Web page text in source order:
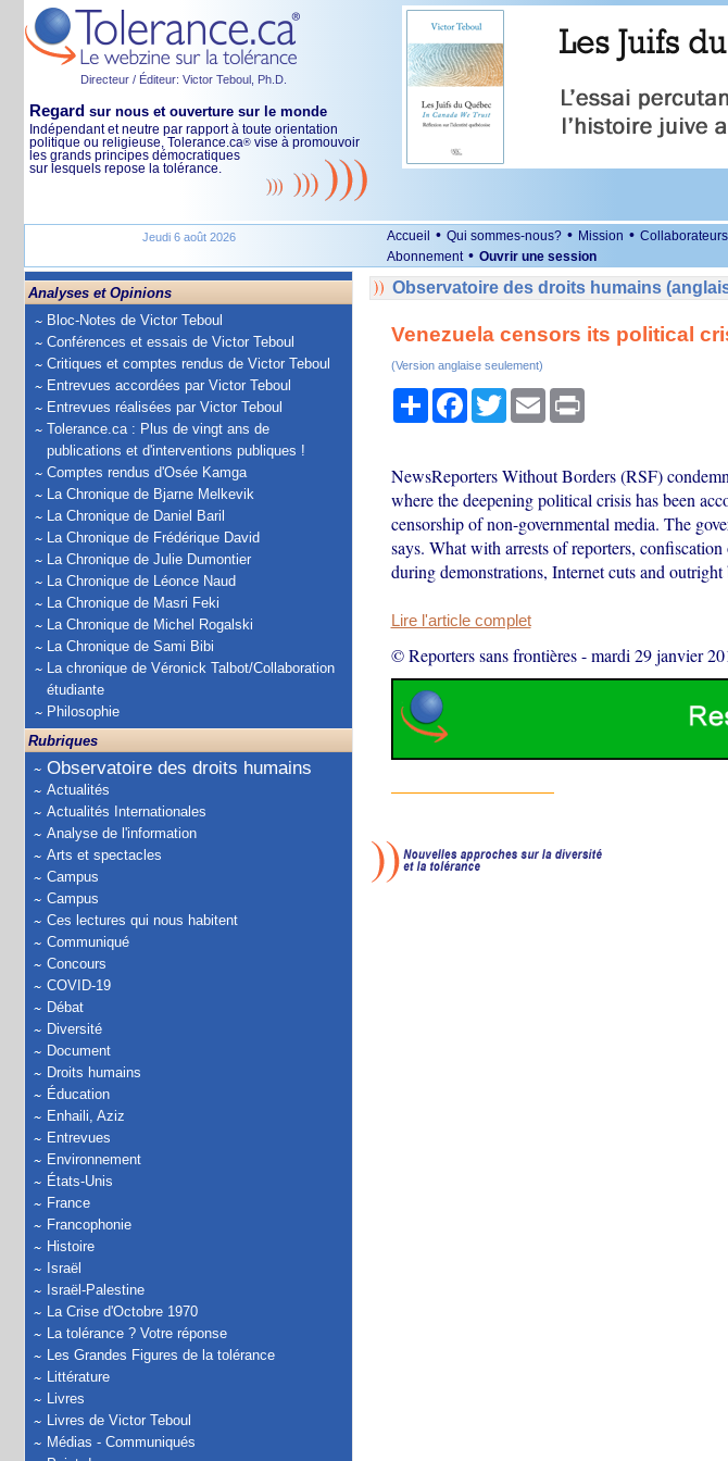
Directeur / Éditeur: Victor Teboul, Ph.D.
Regard sur nous et ouverture sur le monde
Indépendant et neutre par rapport à toute orientation
politique ou religieuse, Tolerance.ca® vise à promouvoir
les grands principes démocratiques
sur lesquels repose la tolérance.
Jeudi 6 août 2026 Accueil • Qui sommes-nous? • Mission • Collaborateurs
Abonnement • Ouvrir une session
Analyses et Opinions
Bloc-Notes de Victor Teboul
Conférences et essais de Victor Teboul
Critiques et comptes rendus de Victor Teboul
Entrevues accordées par Victor Teboul
Entrevues réalisées par Victor Teboul
Tolerance.ca : Plus de vingt ans de
publications et d'interventions publiques !
Comptes rendus d'Osée Kamga
La Chronique de Bjarne Melkevik
La Chronique de Daniel Baril
La Chronique de Frédérique David
La Chronique de Julie Dumontier
La Chronique de Léonce Naud
La Chronique de Masri Feki
La Chronique de Michel Rogalski
La Chronique de Sami Bibi
La chronique de Véronick Talbot/Collaboration
étudiante
Philosophie
Rubriques
Observatoire des droits humains
Actualités
Actualités Internationales
Analyse de l'information
Arts et spectacles
Campus
Campus
Ces lectures qui nous habitent
Communiqué
Concours
COVID-19
Débat
Diversité
Document
Droits humains
Éducation
Enhaili, Aziz
Entrevues
Environnement
États-Unis
France
Francophonie
Histoire
Israël
Israël-Palestine
La Crise d'Octobre 1970
La tolérance ? Votre réponse
Les Grandes Figures de la tolérance
Littérature
Livres
Livres de Victor Teboul
Médias - Communiqués
Observatoire des droits humains
Venezuela censors its political
(Version anglaise seulement)
PartagerFacebook
TwitterEmail Print
NewsReporters Without Borders (RSF)
where the deepening political crisis has been
censorship of non-governmental media. The
says. What with arrests of reporters,
during demonstrations, Internet cuts and
Lire l'article complet
© Reporters sans frontières-mardi 29 janvier